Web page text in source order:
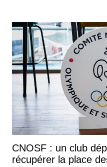
CNOSF : un club
récupérer la place